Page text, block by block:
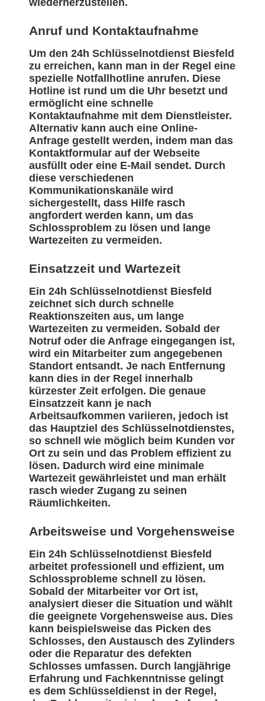
wiederherzustellen.
Anruf und Kontaktaufnahme
Um den 24h Schlüsselnotdienst Biesfeld
zu erreichen, kann man in der Regel eine
spezielle Notfallhotline anrufen. Diese
Hotline ist rund um die Uhr besetzt und
ermöglicht eine schnelle
Kontaktaufnahme mit dem Dienstleister.
Alternativ kann auch eine Online-
Anfrage gestellt werden, indem man das
Kontaktformular auf der Webseite
ausfüllt oder eine E-Mail sendet. Durch
diese verschiedenen
Kommunikationskanäle wird
sichergestellt, dass Hilfe rasch
angfordert werden kann, um das
Schlossproblem zu lösen und lange
Wartezeiten zu vermeiden.
Einsatzzeit und Wartezeit
Ein 24h Schlüsselnotdienst Biesfeld
zeichnet sich durch schnelle
Reaktionszeiten aus, um lange
Wartezeiten zu vermeiden. Sobald der
Notruf oder die Anfrage eingegangen ist,
wird ein Mitarbeiter zum angegebenen
Standort entsandt. Je nach Entfernung
kann dies in der Regel innerhalb
kürzester Zeit erfolgen. Die genaue
Einsatzzeit kann je nach
Arbeitsaufkommen variieren, jedoch ist
das Hauptziel des Schlüsselnotdienstes,
so schnell wie möglich beim Kunden vor
Ort zu sein und das Problem effizient zu
lösen. Dadurch wird eine minimale
Wartezeit gewährleistet und man erhält
rasch wieder Zugang zu seinen
Räumlichkeiten.
Arbeitsweise und Vorgehensweise
Ein 24h Schlüsselnotdienst Biesfeld
arbeitet professionell und effizient, um
Schlossprobleme schnell zu lösen.
Sobald der Mitarbeiter vor Ort ist,
analysiert dieser die Situation und wählt
die geeignete Vorgehensweise aus. Dies
kann beispielsweise das Picken des
Schlosses, den Austausch des Zylinders
oder die Reparatur des defekten
Schlosses umfassen. Durch langjährige
Erfahrung und Fachkenntnisse gelingt
es dem Schlüsseldienst in der Regel,